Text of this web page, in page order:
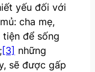
yếu đối với
cha mẹ,
để sống
[3] những
sẽ được gấp